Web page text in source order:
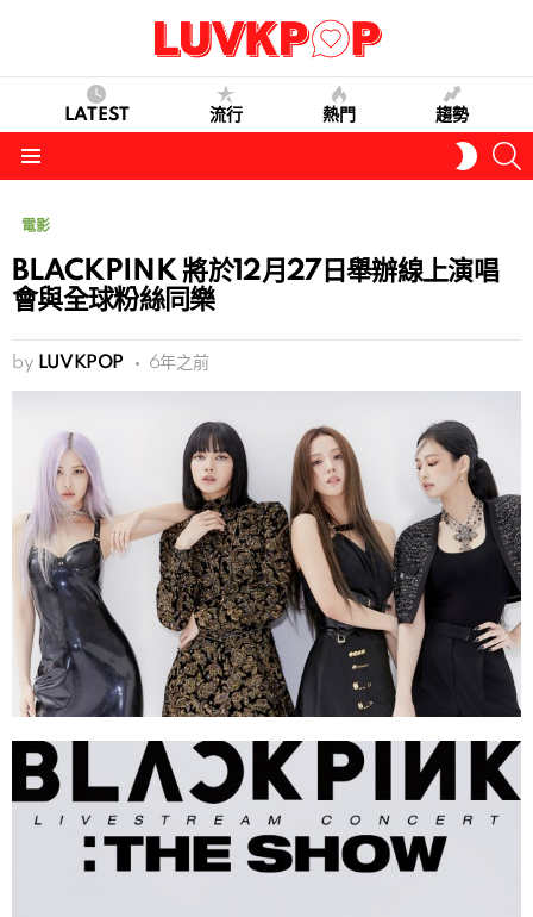
LATEST 流行 熱門 趨勢
SKIN
電影
BLACKPINK 將於12月27日舉辦線上演唱
會與全球粉絲同樂
by LUVKPOP 6年之前